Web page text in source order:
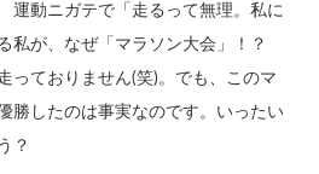
動ニガテで「走るって無理。私に
私が、なぜ「マラソン大会」！？
っておりません(笑)。でも、このマ
勝したのは事実なのです。いったい
？